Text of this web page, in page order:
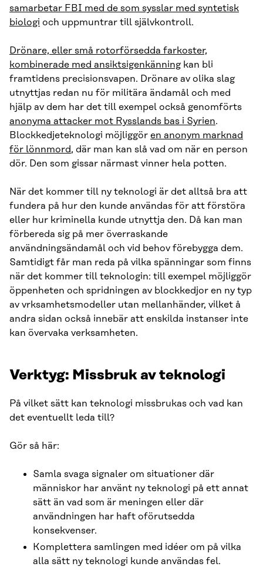
samarbetar FBI med de som sysslar med syntetisk
biologi och uppmuntrar till självkontroll.
Drönare, eller små rotorförsedda farkoster,
kombinerade med ansiktsigenkänningkan bli
framtidens precisionsvapen. Drönare av olika slag
utnyttjas redan nu för militära ändamål och med
hjälp av dem har det till exempel också genomförts
anonyma attacker mot Rysslands bas i Syrien.
Blockkedjeteknologi möjliggör en anonym marknad
för lönnmord, där man kan slå vad om när en person
dör. Den som gissar närmast vinner hela potten.
När det kommer till ny teknologi är det alltså bra att
fundera på hur den kunde användas för att förstöra
eller hur kriminella kunde utnyttja den. Då kan man
förbereda sig på mer överraskande
användningsändamål och vid behov förebygga dem.
Samtidigt får man reda på vilka spänningar som finns
när det kommer till teknologin: till exempel möjliggör
öppenheten och spridningen av blockkedjor en ny typ
av vrksamhetsmodeller utan mellanhänder, vilket å
andra sidan också innebär att enskilda instanser inte
kan övervaka verksamheten.
Verktyg: Missbruk av teknologi
På vilket sätt kan teknologi missbrukas och vad kan
det eventuellt leda till?
Gör så här:
Samla svaga signaler om situationer där
människor har använt ny teknologi på ett annat
sätt än vad som är meningen eller där
användningen har haft oförutsedda
konsekvenser.
Komplettera samlingen med idéer om på vilka
alla sätt ny teknologi kunde användas fel.